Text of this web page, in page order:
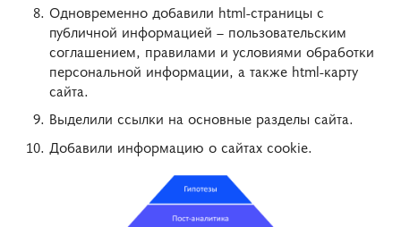
Одновременно добавили html-страницы с
публичной информацией – пользовательским
соглашением, правилами и условиями обработки
персональной информации, а также html-карту
сайта.
Выделили ссылки на основные разделы сайта.
Добавили информацию о сайтах cookie.